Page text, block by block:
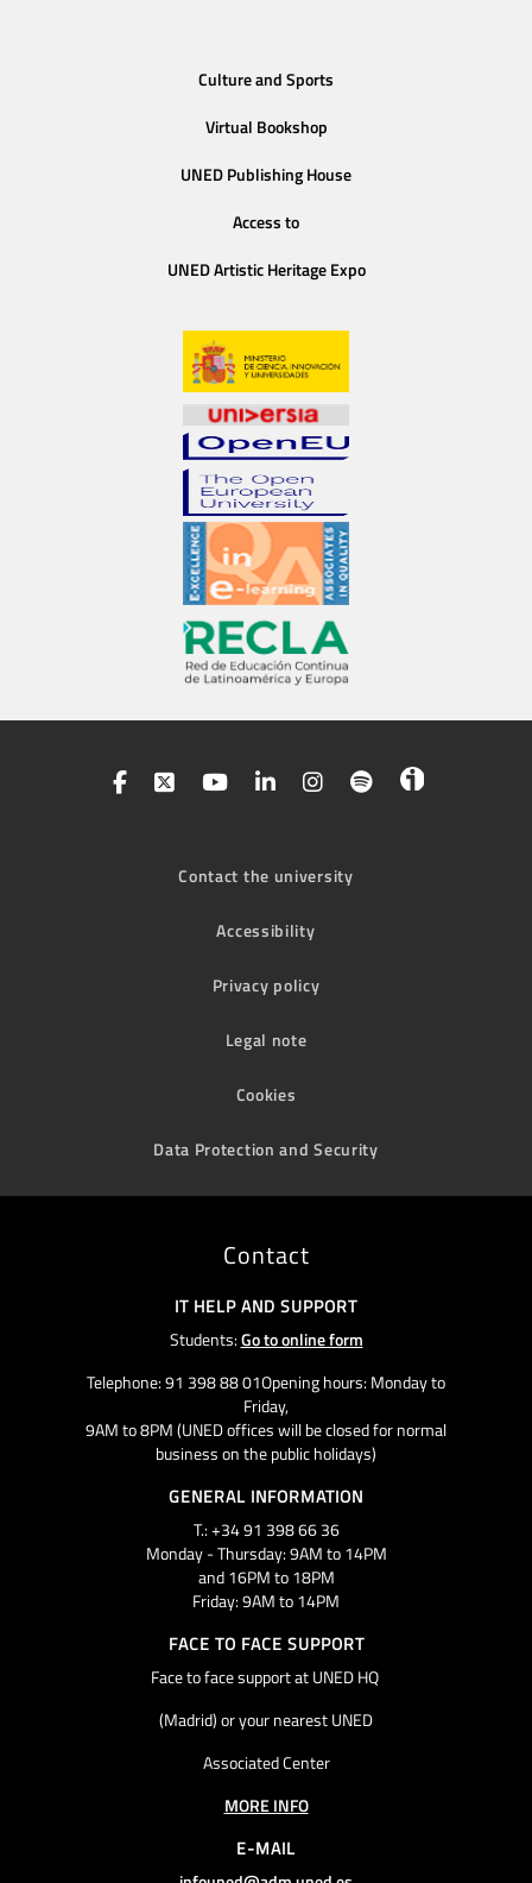
Culture and Sports
Virtual Bookshop
UNED Publishing House
Access to
UNED Artistic Heritage Expo
Contact the university
Accessibility
Privacy policy
Legal note
Cookies
Data Protection and Security
Contact
IT HELP AND SUPPORT
Students:Go to online form
Telephone: 91 398 88 01Opening hours: Monday to
Friday,
9AM to 8PM (UNED offices will be closed for normal
business on the public holidays)
GENERAL INFORMATION
T.: +34 91 398 66 36
Monday - Thursday: 9AM to 14PM
and 16PM to 18PM
Friday: 9AM to 14PM
FACE TO FACE SUPPORT
Face to face support at UNED HQ
(Madrid) or your nearest UNED
Associated Center
MORE INFO
E-MAIL